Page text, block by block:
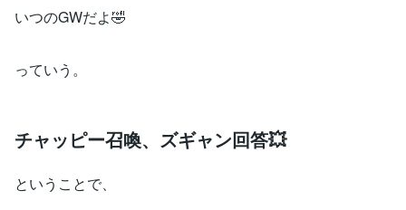
いつのGWだよ🤣
っていう。
チャッピー召喚、ズギャン回答💥
ということで、